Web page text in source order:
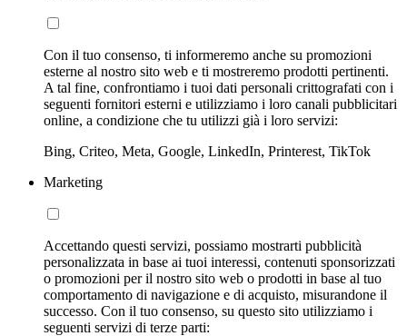
Con il tuo consenso, ti informeremo anche su promozioni
esterne al nostro sito web e ti mostreremo prodotti pertinenti.
A tal fine, confrontiamo i tuoi dati personali crittografati con i
seguenti fornitori esterni e utilizziamo i loro canali pubblicitari
online, a condizione che tu utilizzi già i loro servizi:
Bing, Criteo, Meta, Google, LinkedIn, Printerest, TikTok
Marketing
Accettando questi servizi, possiamo mostrarti pubblicità
personalizzata in base ai tuoi interessi, contenuti sponsorizzati
o promozioni per il nostro sito web o prodotti in base al tuo
comportamento di navigazione e di acquisto, misurandone il
successo. Con il tuo consenso, su questo sito utilizziamo i
seguenti servizi di terze parti: